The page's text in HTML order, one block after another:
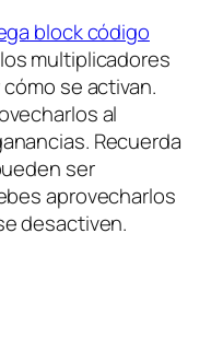
block código
multiplicadores
se activan.
al
Recuerda
ser
aprovecharlos
desactiven.